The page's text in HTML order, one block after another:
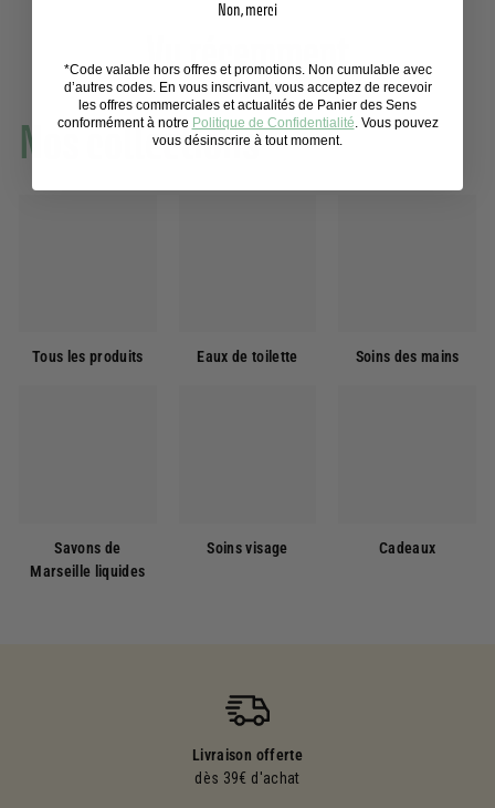
Nos collections
Tous les produits Eaux de toilette Soins des mains
Savons de
Marseille liquides
Soins visage Cadeaux
Livraison offerte
dès 39€ d'achat
Non, merci
*Code valable hors offres et promotions. Non cumulable avec
d’autres codes. En vous inscrivant, vous acceptez de recevoir
les offres commerciales et actualités de Panier des Sens
conformément à notre Politique de Confidentialité . Vous pouvez
vous désinscrire à tout moment.